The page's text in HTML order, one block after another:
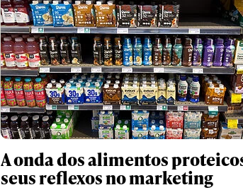
A onda dos alimentos
seus reflexos no marketing